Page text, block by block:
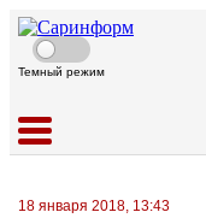
Темный режим
18 января 2018, 13:43